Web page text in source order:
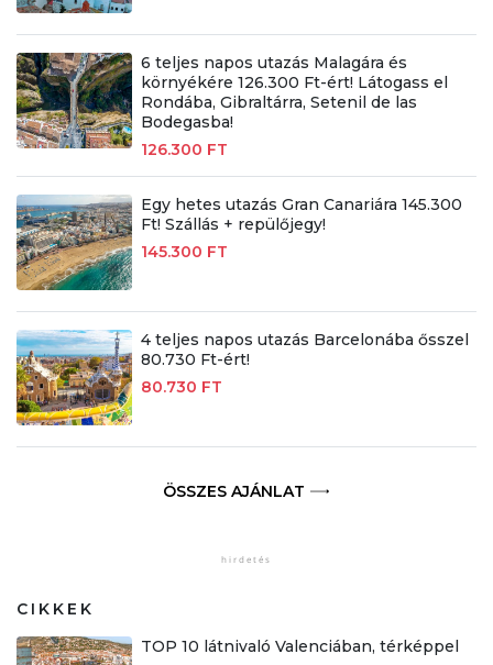
6 teljes napos utazás Malagára és
környékére 126.300 Ft-ért! Látogass el
Rondába, Gibraltárra, Setenil de las
Bodegasba!
126.300 FT
Egy hetes utazás Gran Canariára 145.300
Ft! Szállás + repülőjegy!
145.300 FT
4 teljes napos utazás Barcelonába ősszel
80.730 Ft-ért!
80.730 FT
ÖSSZES AJÁNLAT
CIKKEK
TOP 10 látnivaló Valenciában, térképpel